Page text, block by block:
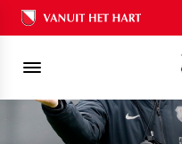
Ons nalatenschap